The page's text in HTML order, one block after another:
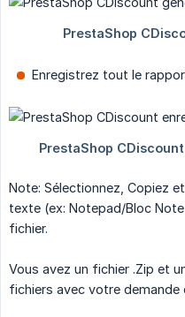
Enregistrez tout le
Note: Sélectionnez, Copiez
texte (ex: Notepad/Bloc
fichier.
Vous avez un fichier .Zip et
fichiers avec votre demande